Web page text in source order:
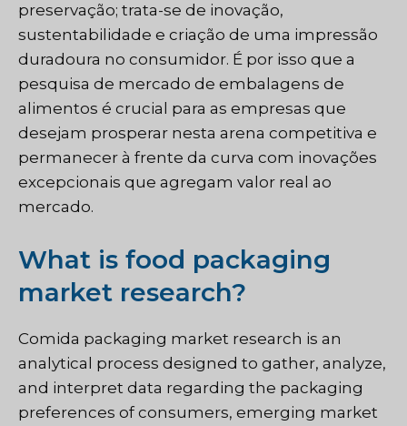
preservação; trata-se de inovação,
sustentabilidade e criação de uma impressão
duradoura no consumidor. É por isso que a
pesquisa de mercado de embalagens de
alimentos é crucial para as empresas que
desejam prosperar nesta arena competitiva e
permanecer à frente da curva com inovações
excepcionais que agregam valor real ao
mercado.
What is food packaging
market research?
Comida packaging market research is an
analytical process designed to gather, analyze,
and interpret data regarding the packaging
preferences of consumers, emerging market